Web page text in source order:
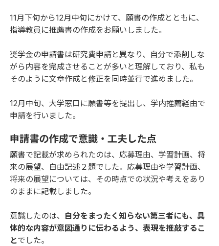
11月下旬から12月中旬にかけて、願書の作成とともに、
指導教員に推薦書の作成をお願いしました。
奨学金の申請書は研究費申請と異なり、自分で添削しな
がら内容を完成させることが多いと理解しており、私も
そのように文章作成と修正を同時並行で進めました。
12月中旬、大学窓口に願書等を提出し、学内推薦経由で
申請を行いました。
申請書の作成で意識・工夫した点
願書で記載が求められたのは、応募理由、学習計画、将
来の展望、自由記述２題でした。応募理由や学習計画、
将来の展望については、その時点での状況や考えをあり
のままに記載しました。
意識したのは、 自分をまったく知らない第三者にも、具
体的な内容が意図通りに伝わるよう、表現を推敲するこ
とでした。